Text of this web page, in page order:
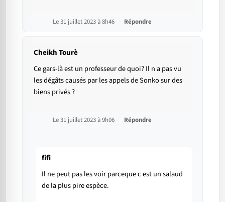
Le 31 juillet 2023 à 8h46 Répondre
Cheikh Tourè
Ce gars-là est un professeur de quoi? Il n a pas vu
les dégâts causés par les appels de Sonko sur des
biens privés ?
Le 31 juillet 2023 à 9h06 Répondre
fifi
Il ne peut pas les voir parceque c est un salaud
de la plus pire espèce.